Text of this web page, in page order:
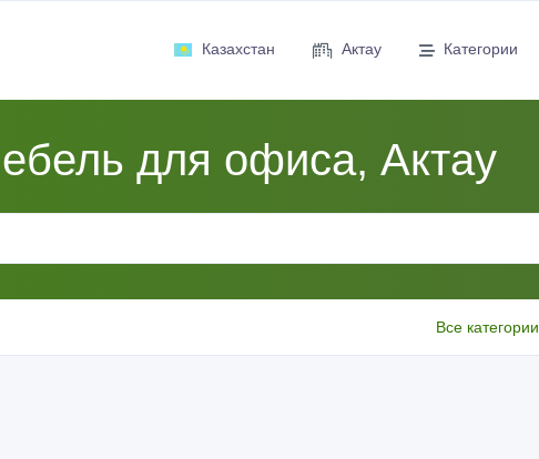
Казахстан Актау Категории
для офиса, Актау
Все категории